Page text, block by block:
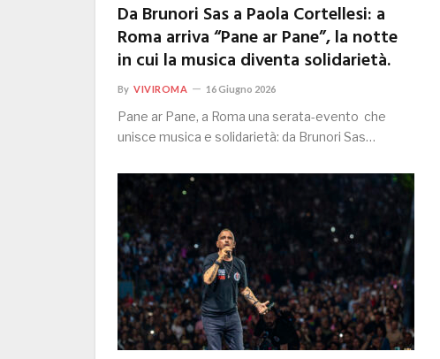
Da Brunori Sas a Paola Cortellesi: a
Roma arriva “Pane ar Pane”, la notte
in cui la musica diventa solidarietà.
By VIVIROMA 16 Giugno 2026
Pane ar Pane, a Roma una serata-evento che
unisce musica e solidarietà: da Brunori Sas…